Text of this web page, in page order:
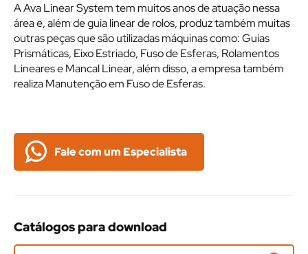
A Ava Linear System tem muitos anos de atuação nessa
área e, além de guia linear de rolos, produz também muitas
outras peças que são utilizadas máquinas como: Guias
Prismáticas, Eixo Estriado, Fuso de Esferas, Rolamentos
Lineares e Mancal Linear, além disso, a empresa também
realiza Manutenção em Fuso de Esferas.
Fale com um Especialista
Catálogos para download